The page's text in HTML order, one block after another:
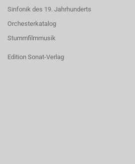
Sinfonik des 19. Jahrhunderts
Orchesterkatalog
Stummfilmmusik
Edition Sonat-Verlag